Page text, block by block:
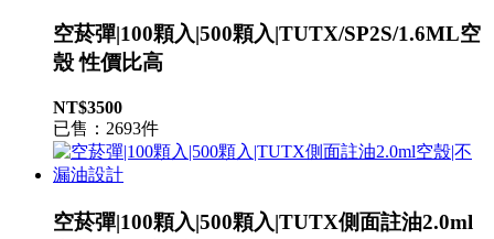
空菸彈|100顆入|500顆入|TUTX/SP2S/1.6ML空
殼 性價比高
NT$3500
已售：2693件
空菸彈|100顆入|500顆入|TUTX側面註油2.0ml